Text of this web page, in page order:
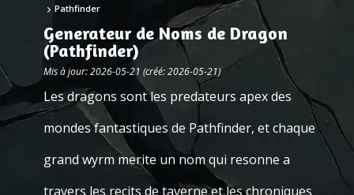
Pathfinder
Generateur de Noms de Dragon
(Pathfinder)
Mis à jour: 2026-05-21 (créé: 2026-05-21)
Les dragons sont les predateurs apex des
mondes fantastiques de Pathfinder, et chaque
grand wyrm merite un nom qui resonne a
travers les recits de taverne et les chroniques